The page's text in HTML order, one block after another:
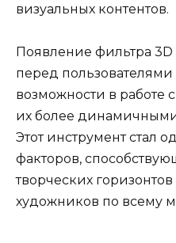
визуальных контентов.
Появление фильтра 3D
перед
возможности в работе
их более
Этот инструмент стал
факторов,
творческих
художников по всему